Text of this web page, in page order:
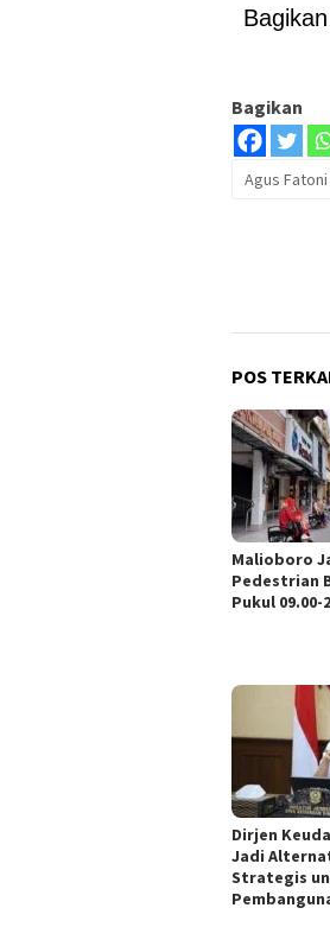
Bagikan
Agus Fatoni
POS
Malioboro
Pedestrian
Pukul 09.00-
Dirjen
Jadi
Strategis